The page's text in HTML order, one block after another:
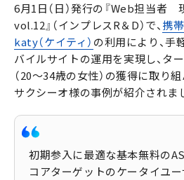
6月1日（日）発行の『Web担当者
vol.12』（インプレスR＆D）で、携
katy（ケイティ） の利用により、手
バイルサイトの運用を実現し、タ
（20〜34歳の女性）の獲得に取り
サクシーオ様の事例が紹介されまし
初期参入に最適な基本無料の
コアターゲットのケータイユ